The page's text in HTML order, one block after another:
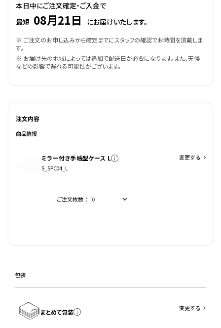
本日中にご注文確定・ご入金で
最短 08月21日 にお届けいたします。
※ ご注文のお申し込みから確定までにスタッフの確認でお時間を頂戴しま
す。
※ お届け先の地域によっては追加で配送日が必要になります。また、天候
などの影響で遅れる可能性がございます。
注文内容
商品情報
ミラー付き手帳型ケース L
S_SPC04_L
ご注文枚数：
変更する
包装
まとめて包装 変更する